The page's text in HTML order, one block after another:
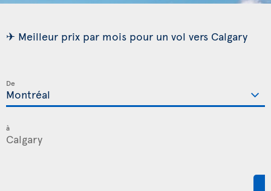
✈ Meilleur prix par mois pour un vol vers Calgary
De
à